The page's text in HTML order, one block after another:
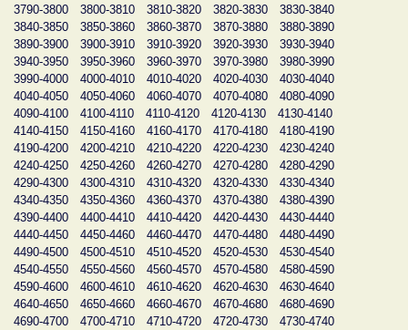
3790-3800
3800-3810 3810-3820 3820-3830
3830-3840
3840-3850
3850-3860 3860-3870 3870-3880
3880-3890
3890-3900
3900-3910 3910-3920 3920-3930
3930-3940
3940-3950
3950-3960 3960-3970 3970-3980
3980-3990
3990-4000
4000-4010 4010-4020 4020-4030
4030-4040
4040-4050
4050-4060 4060-4070 4070-4080
4080-4090
4090-4100
4100-4110 4110-4120 4120-4130
4130-4140
4140-4150
4150-4160 4160-4170 4170-4180
4180-4190
4190-4200
4200-4210 4210-4220 4220-4230
4230-4240
4240-4250
4250-4260 4260-4270 4270-4280
4280-4290
4290-4300
4300-4310 4310-4320 4320-4330
4330-4340
4340-4350
4350-4360 4360-4370 4370-4380
4380-4390
4390-4400
4400-4410 4410-4420 4420-4430
4430-4440
4440-4450
4450-4460 4460-4470 4470-4480
4480-4490
4490-4500
4500-4510 4510-4520 4520-4530
4530-4540
4540-4550
4550-4560 4560-4570 4570-4580
4580-4590
4590-4600
4600-4610 4610-4620 4620-4630
4630-4640
4640-4650
4650-4660 4660-4670 4670-4680
4680-4690
4690-4700
4700-4710 4710-4720 4720-4730
4730-4740